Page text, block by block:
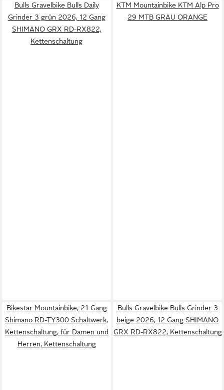
Bulls Gravelbike Bulls Daily
Grinder 3 grün 2026, 12 Gang
SHIMANO GRX RD-RX822,
Kettenschaltung
KTM Mountainbike KTM Alp Pro
29 MTB GRAU ORANGE
Bikestar Mountainbike, 21 Gang
Shimano RD-TY300 Schaltwerk,
Kettenschaltung, für Damen und
Herren, Kettenschaltung
Bulls Gravelbike Bulls Grinder 3
beige 2026, 12 Gang SHIMANO
GRX RD-RX822, Kettenschaltung